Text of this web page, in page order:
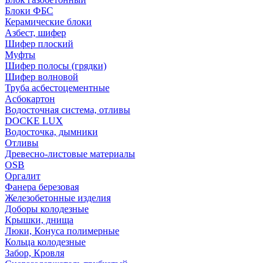
Блоки ФБС
Керамические блоки
Азбест, шифер
Шифер плоский
Муфты
Шифер полосы (грядки)
Шифер волновой
Труба асбестоцементные
Асбокартон
Водосточная система, отливы
DOCKE LUX
Водосточка, дымники
Отливы
Древесно-листовые материалы
OSB
Оргалит
Фанера березовая
Железобетонные изделия
Доборы колодезные
Крышки, днища
Люки, Конуса полимерные
Кольца колодезные
Забор, Кровля